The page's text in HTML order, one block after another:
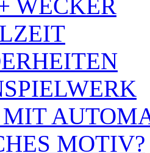
WECKER
MOTIV?